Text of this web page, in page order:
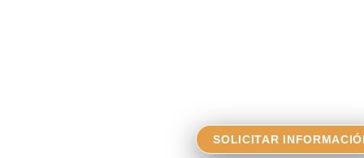
SOLICITAR